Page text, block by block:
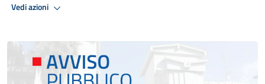
Vedi azioni